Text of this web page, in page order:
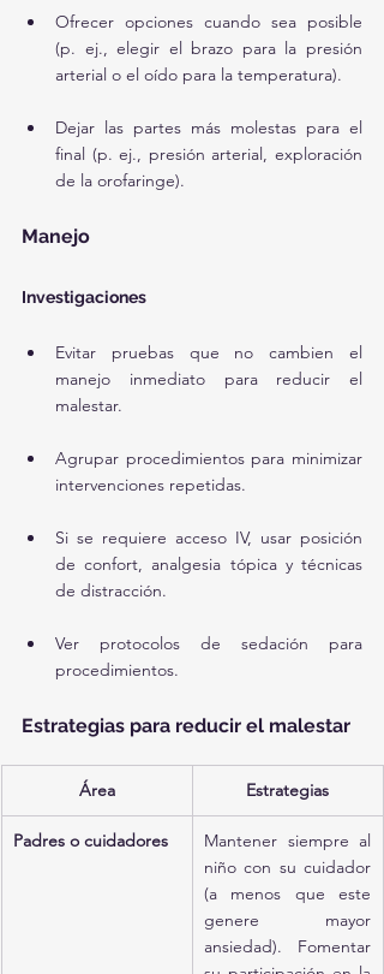
Ofrecer opciones cuando sea posible
(p. ej., elegir el brazo para la presión
arterial o el oído para la temperatura).
Dejar las partes más molestas para el
final (p. ej., presión arterial, exploración
de la orofaringe).
Manejo
Investigaciones
Evitar pruebas que no cambien el
manejo inmediato para reducir el
malestar.
Agrupar procedimientos para minimizar
intervenciones repetidas.
Si se requiere acceso IV, usar posición
de confort, analgesia tópica y técnicas
de distracción.
Ver protocolos de sedación para
procedimientos.
Estrategias para reducir el malestar
Área Estrategias
Padres o cuidadores
Mantener siempre al
niño con su cuidador
(a menos que este
genere mayor
ansiedad). Fomentar